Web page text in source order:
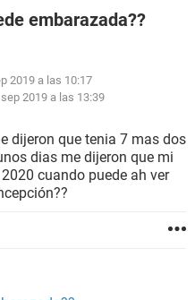
embarazada??
2019 a las 10:17
2019 a las 13:39
dijeron que tenia 7 mas dos
dias me dijeron que mi
cuando puede ah ver